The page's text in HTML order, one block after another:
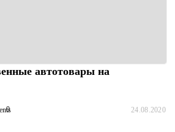
автотовары на
0 24.08.2020